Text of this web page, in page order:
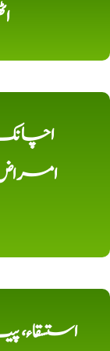
امراض،
استسقاء،